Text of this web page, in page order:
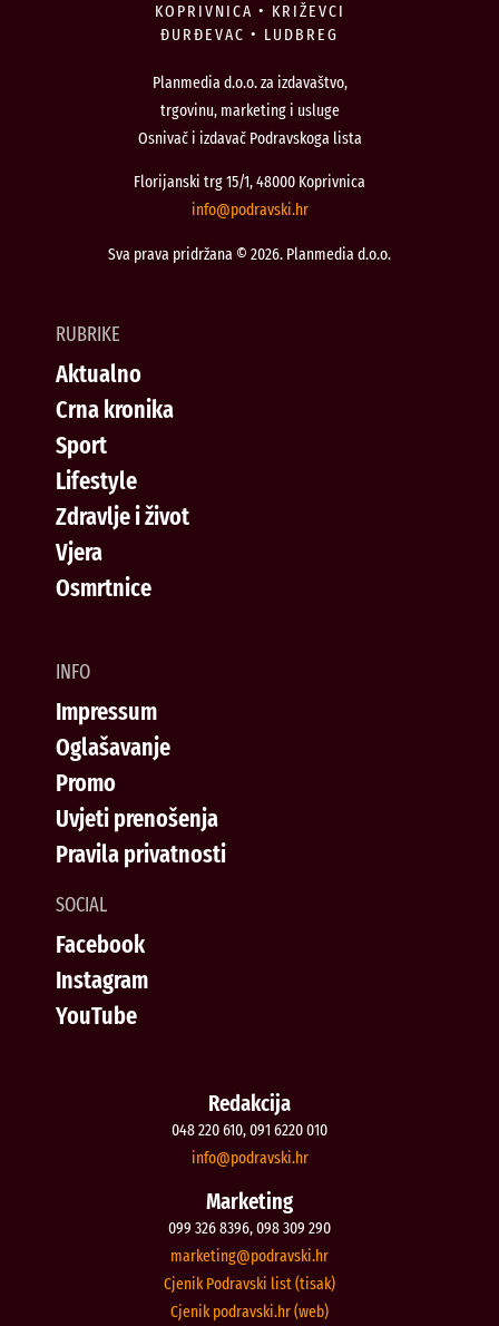
KOPRIVNICA • KRIŽEVCI
ĐURĐEVAC • LUDBREG
Planmedia d.o.o. za izdavaštvo,
trgovinu, marketing i usluge
Osnivač i izdavač Podravskoga lista
Florijanski trg 15/1, 48000 Koprivnica
rh.iksvardop
@ofni
Sva prava pridržana © 2026. Planmedia d.o.o.
RUBRIKE
Aktualno
Crna kronika
Sport
Lifestyle
Zdravlje i život
Vjera
Osmrtnice
INFO
Impressum
Oglašavanje
Promo
Uvjeti prenošenja
Pravila privatnosti
SOCIAL
Facebook
Instagram
YouTube
Redakcija
048 220 610, 091 6220 010
rh.iksvardop
@ofni
Marketing
099 326 8396, 098 309 290
rh.iksvardop
@gnitekram
Cjenik Podravski list (tisak)
Cjenik podravski.hr (web)